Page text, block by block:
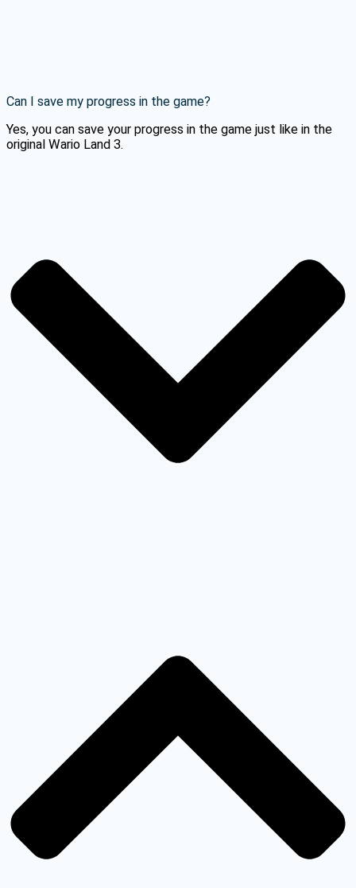
Can I save my progress in the game?
Yes, you can save your progress in the game just like in the
original Wario Land 3.